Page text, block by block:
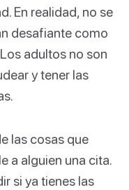
En realidad, no se
desafiante como
adultos no son
y tener las
las cosas que
a alguien una cita.
si ya tienes las